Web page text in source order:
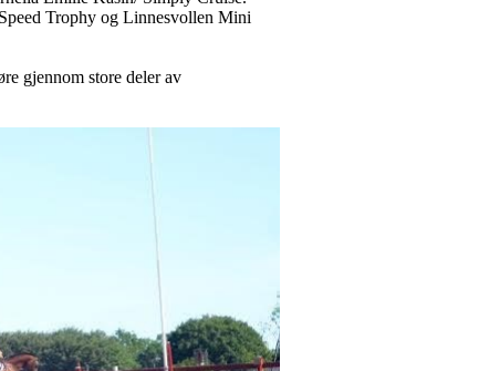
Trophy og Linnesvollen Mini
gjennom store deler av